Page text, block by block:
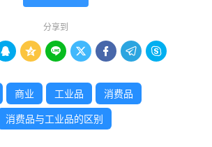
分享到
      
商业 工业品 消费品
消费品与工业品的区别